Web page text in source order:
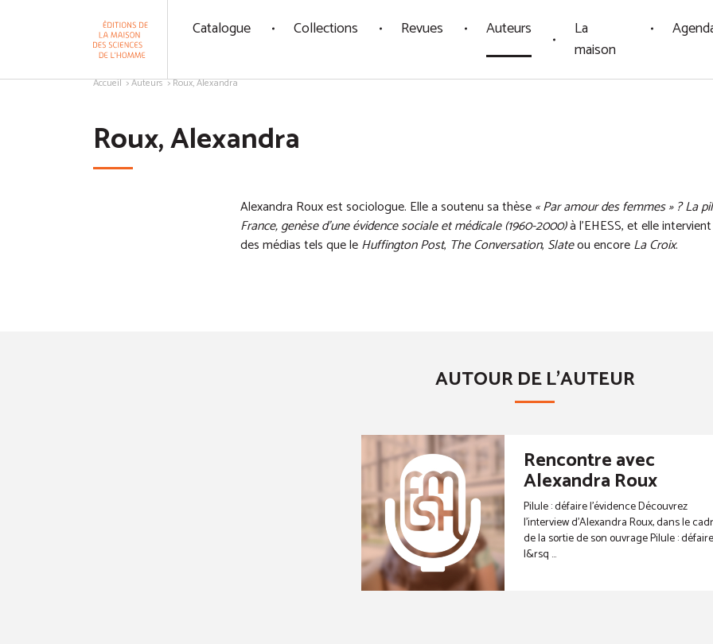
Catalogue Collections Revues Auteurs
La
maison
Accueil Auteurs Roux, Alexandra
Roux, Alexandra
Alexandra Roux est sociologue. Elle a soutenu sa thèse« Par amour des femmes » ? La
France, genèse d'une évidence sociale et médicale (1960-2000)à l'EHESS, et elle
des médias tels que leHuffington Post, The Conversation, Slateou encoreLa Croix.
AUTOUR DE L'AUTEUR
Rencontre avec
Alexandra Roux
Pilule : défaire l’évidence Découvrez
l’interview d’Alexandra Roux, dans le
de la sortie de son ouvrage Pilule : défaire
l&rsq ...